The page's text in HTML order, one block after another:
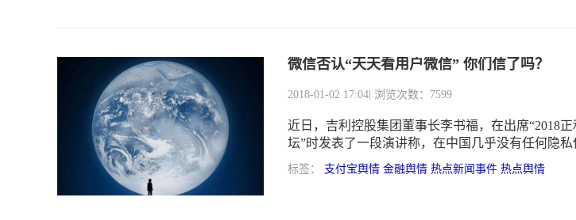
微信否认“天天看用户微信” 你们信了吗？
2018-01-02 17:04 | 浏览次数：7599
近日，吉利控股集团董事长李书福，在出席“2018
坛”时发表了一段演讲称，在中国几乎没有任何隐私
安全可言，“马化腾肯定天天在看我们的微信。因为
的，随便看，这些问题非常大”引发热议。1月2日，
标签： 支付宝舆情 金融舆情 热点新闻事件 热点舆情